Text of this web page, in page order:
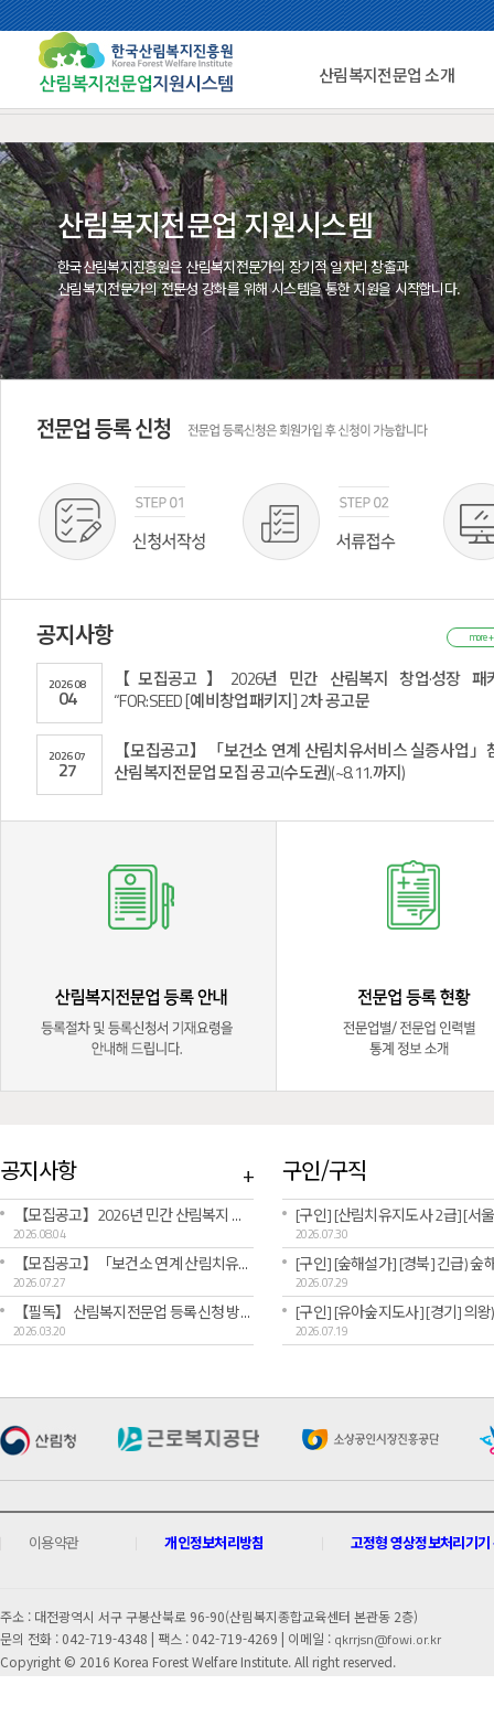
산림복지전문업 소개
산림복지전문업 지원시스템
한국산림복지진흥원은 산림복지전문가의 장기적 일자리 창출과
산림복지전문가의 전문성 강화를 위해 시스템을 통한 지원을 시작합니다.
공지사항 more +
202608
04
【모집공고】2026년 민간 산림복지 창업·성장 패
“FOR:SEED [예비창업패키지] 2차 공고문
202607
27
【모집공고】「보건소 연계 산림치유서비스 실증사업」
산림복지전문업 모집 공고(수도권)(~8.11.까지)
공지사항 +
【모집공고】2026년 민간 산림복지 창업·성장 패키지 “FOR:SEED [예비창업패키지] 2차 공고문
2026.08.04
【모집공고】「보건소 연계 산림치유서비스 실증사업」참여 산림복지전문업 모집 공고(수도권)(~8.11.까지)
2026.07.27
【필독】 산림복지전문업 등록신청 방법 및 주의사항 안내
2026.03.20
구인/구직
2026.07.30
2026.07.29
2026.07.19
이용약관 개인정보처리방침 고정형 영상정보처리기기
주소 : 대전광역시 서구 구봉산북로 96-90(산림복지종합교육센터 본관동 2층)
문의 전화 : 042-719-4348 | 팩스 : 042-719-4269 | 이메일 : qkrrjsn@fowi.or.kr
Copyright © 2016 Korea Forest Welfare Institute. All right reserved.